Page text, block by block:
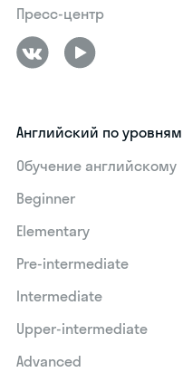
Пресс-центр
Английский по уровням
Обучение английскому
Beginner
Elementary
Pre-intermediate
Intermediate
Upper-intermediate
Advanced